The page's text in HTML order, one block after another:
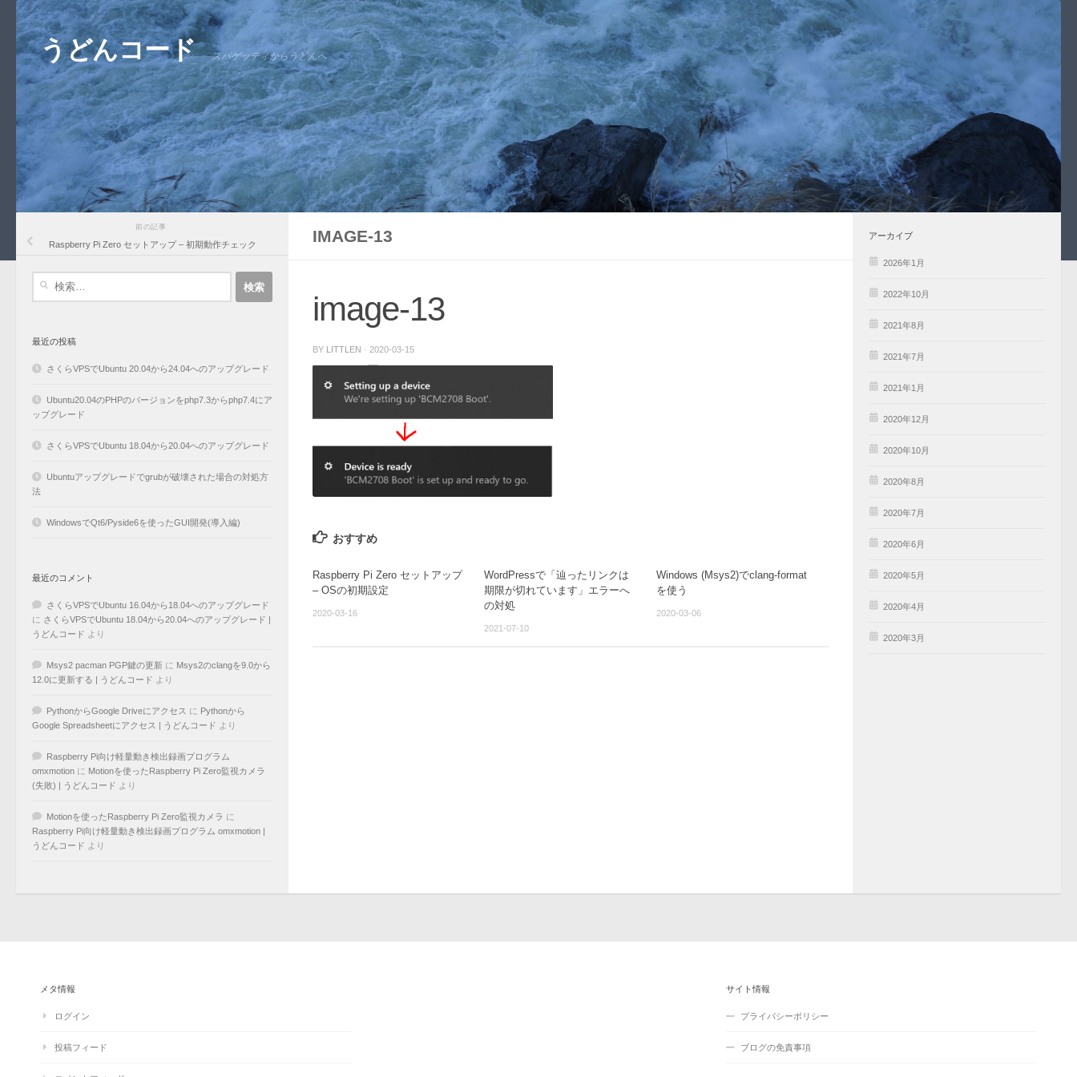
コンテンツへスキップ
うどんコード スパゲッティからうどんへ
IMAGE-13
image-13
BY LITTLEN · 2020-03-15
おすすめ
Raspberry Pi Zero セットアップ
– OSの初期設定
2020-03-16
WordPressで「辿ったリンクは
期限が切れています」エラーへ
の対処
2021-07-10
Windows (Msys2)でclang-format
を使う
2020-03-06
前の記事
Raspberry Pi Zero セットアップ – 初期動作チェック
最近の投稿
さくらVPSでUbuntu 20.04から24.04へのアップグレード
Ubuntu20.04のPHPのバージョンをphp7.3からphp7.4にア
ップグレード
さくらVPSでUbuntu 18.04から20.04へのアップグレード
Ubuntuアップグレードでgrubが破壊された場合の対処方
法
WindowsでQt6/Pyside6を使ったGUI開発(導入編)
最近のコメント
さくらVPSでUbuntu 16.04から18.04へのアップグレード
に さくらVPSでUbuntu 18.04から20.04へのアップグレード |
うどんコード より
Msys2 pacman PGP鍵の更新 に Msys2のclangを9.0から
12.0に更新する | うどんコード より
PythonからGoogle Driveにアクセス に Pythonから
Google Spreadsheetにアクセス | うどんコード より
Raspberry Pi向け軽量動き検出録画プログラム
omxmotion に Motionを使ったRaspberry Pi Zero監視カメラ
(失敗) | うどんコード より
Motionを使ったRaspberry Pi Zero監視カメラ に
Raspberry Pi向け軽量動き検出録画プログラム omxmotion |
うどんコード より
アーカイブ
2026年1月
2022年10月
2021年8月
2021年7月
2021年1月
2020年12月
2020年10月
2020年8月
2020年7月
2020年6月
2020年5月
2020年4月
2020年3月
メタ情報
ログイン
投稿フィード
サイト情報
プライバシーポリシー
ブログの免責事項